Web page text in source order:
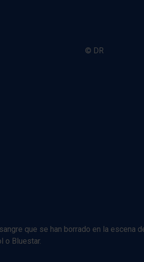
© DR
que se han borrado en la escena
o Bluestar.